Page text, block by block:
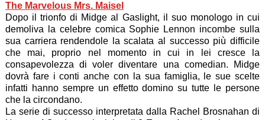
The Marvelous Mrs. Maisel
Dopo il trionfo di Midge al Gaslight, il suo monologo in cui
demoliva la celebre comica Sophie Lennon incombe sulla
sua carriera rendendole la scalata al successo più difficile
che mai, proprio nel momento in cui in lei cresce la
consapevolezza di voler diventare una comedian. Midge
dovrà fare i conti anche con la sua famiglia, le sue scelte
infatti hanno sempre un effetto domino su tutte le persone
che la circondano.
La serie di successo interpretata dalla Rachel Brosnahan di